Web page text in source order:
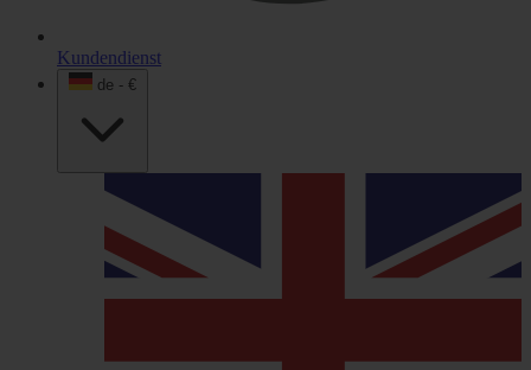
Kundendienst
de - €